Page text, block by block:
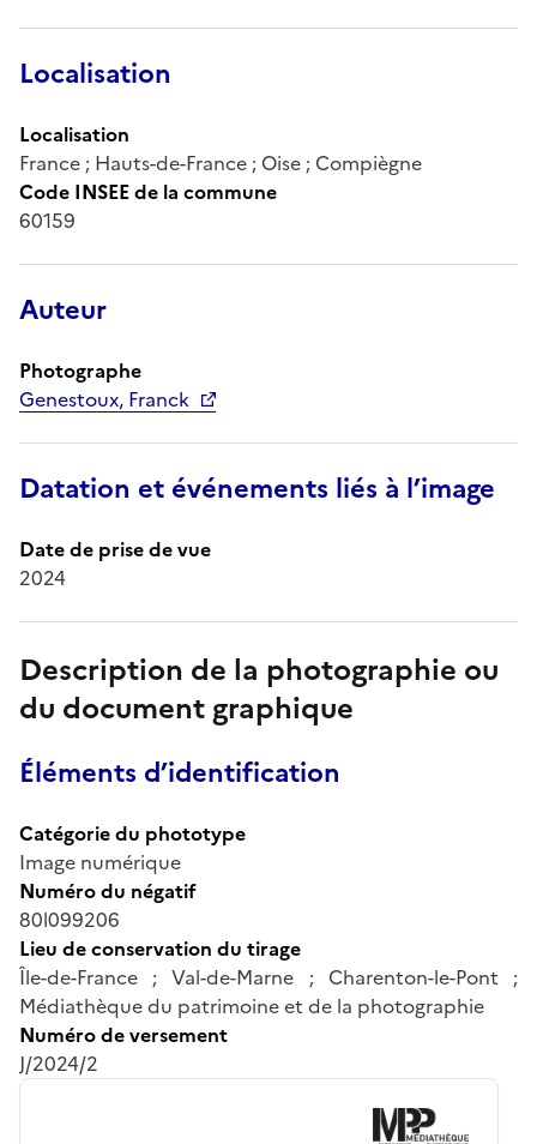
Localisation
Localisation
France ; Hauts-de-France ; Oise ; Compiègne
Code INSEE de la commune
60159
Auteur
Photographe
Genestoux, Franck
Datation et événements liés à l’image
Date de prise de vue
2024
Description de la photographie ou
du document graphique
Éléments d’identification
Catégorie du phototype
Image numérique
Numéro du négatif
80l099206
Lieu de conservation du tirage
Île-de-France ; Val-de-Marne ; Charenton-le-Pont ;
Médiathèque du patrimoine et de la photographie
Numéro de versement
J/2024/2